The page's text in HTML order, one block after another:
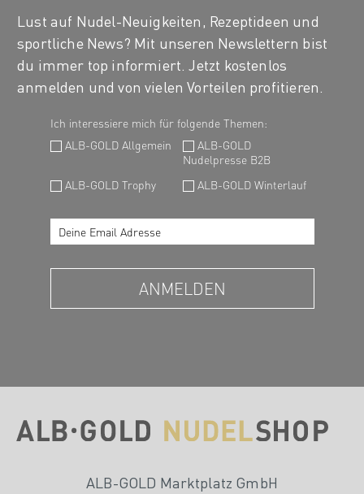
Lust auf Nudel-Neuigkeiten, Rezeptideen und
sportliche News? Mit unseren Newslettern bist
du immer top informiert. Jetzt kostenlos
anmelden und von vielen Vorteilen profitieren.
ALB-GOLD Marktplatz GmbH